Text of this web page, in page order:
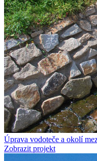
Úprava vodoteče a okolí
Zobrazit projekt